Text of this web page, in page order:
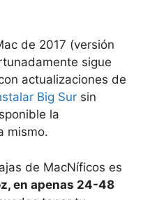
de 2017 (versión
sigue
actualizaciones de
Big Sur sin
la
mismo.
de MacNíficos es
en apenas 24-48